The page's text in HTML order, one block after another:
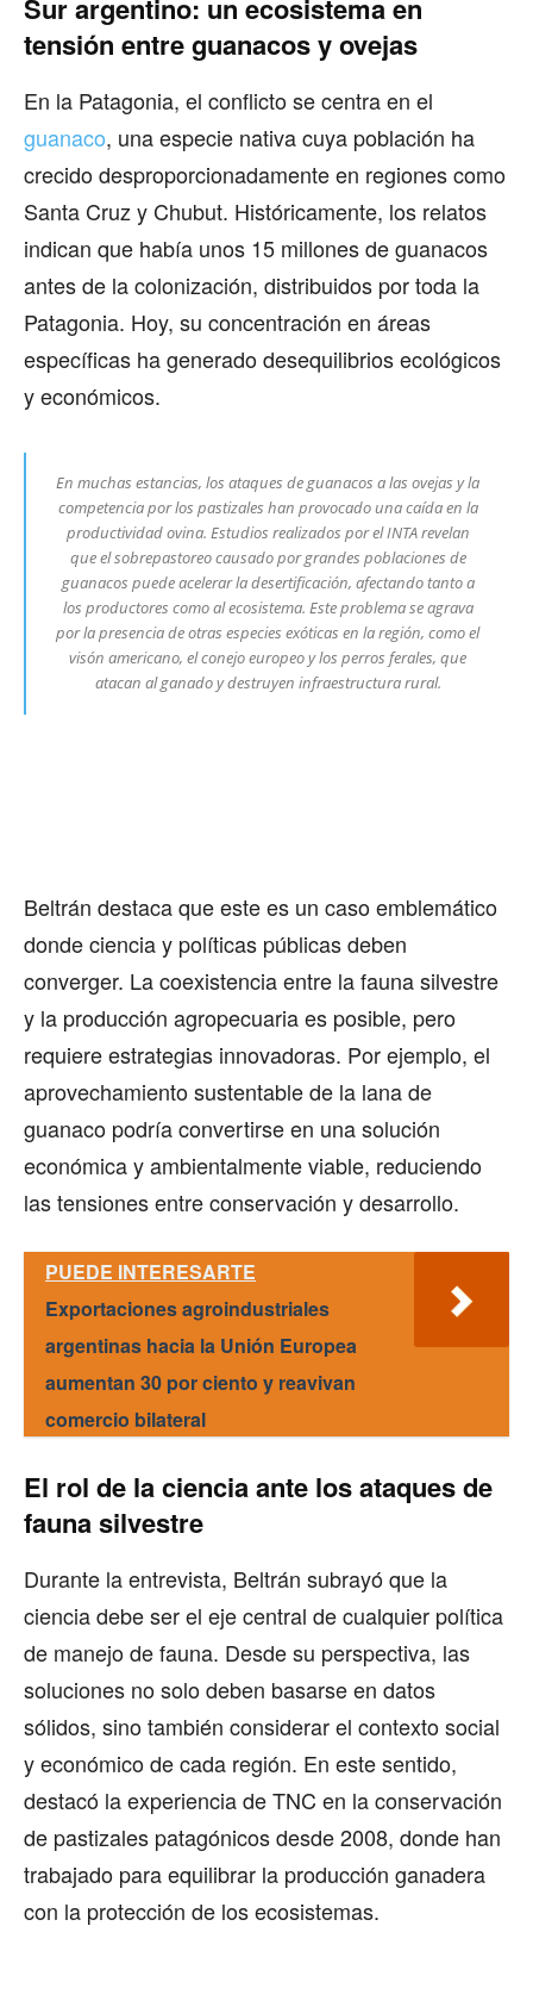
Sur argentino: un ecosistema en
tensión entre guanacos y ovejas
En la Patagonia, el conflicto se centra en el
guanaco, una especie nativa cuya población ha
crecido desproporcionadamente en regiones como
Santa Cruz y Chubut. Históricamente, los relatos
indican que había unos 15 millones de guanacos
antes de la colonización, distribuidos por toda la
Patagonia. Hoy, su concentración en áreas
específicas ha generado desequilibrios ecológicos
y económicos.
En muchas estancias, los ataques de guanacos a las ovejas y la
competencia por los pastizales han provocado una caída en la
productividad ovina. Estudios realizados por el INTA revelan
que el sobrepastoreo causado por grandes poblaciones de
guanacos puede acelerar la desertificación, afectando tanto a
los productores como al ecosistema. Este problema se agrava
por la presencia de otras especies exóticas en la región, como el
visón americano, el conejo europeo y los perros ferales, que
atacan al ganado y destruyen infraestructura rural.
Beltrán destaca que este es un caso emblemático
donde ciencia y políticas públicas deben
converger. La coexistencia entre la fauna silvestre
y la producción agropecuaria es posible, pero
requiere estrategias innovadoras. Por ejemplo, el
aprovechamiento sustentable de la lana de
guanaco podría convertirse en una solución
económica y ambientalmente viable, reduciendo
las tensiones entre conservación y desarrollo.
PUEDE INTERESARTE
Exportaciones agroindustriales
argentinas hacia la Unión Europea
aumentan 30 por ciento y reavivan
comercio bilateral
El rol de la ciencia ante los ataques de
fauna silvestre
Durante la entrevista, Beltrán subrayó que la
ciencia debe ser el eje central de cualquier política
de manejo de fauna. Desde su perspectiva, las
soluciones no solo deben basarse en datos
sólidos, sino también considerar el contexto social
y económico de cada región. En este sentido,
destacó la experiencia de TNC en la conservación
de pastizales patagónicos desde 2008, donde han
trabajado para equilibrar la producción ganadera
con la protección de los ecosistemas.